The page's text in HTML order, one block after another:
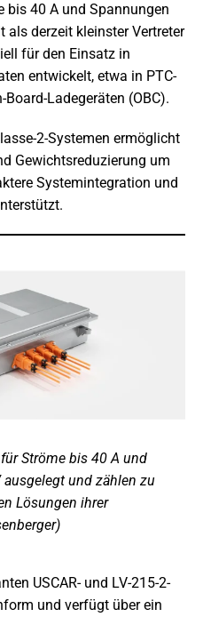
bis 40 A und Spannungen
als derzeit kleinster Vertreter
für den Einsatz in
entwickelt, etwa in PTC-
Board-Ladegeräten (OBC).
2-Systemen ermöglicht
Gewichtsreduzierung um
Systemintegration und
Ströme bis 40 A und
und zählen zu
Lösungen ihrer
USCAR- und LV-215-2-
und verfügt über ein